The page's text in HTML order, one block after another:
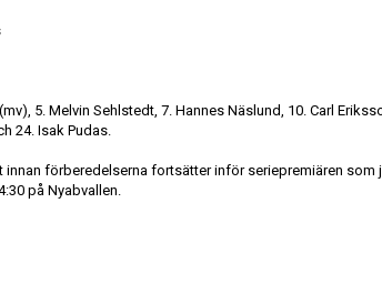
5. Melvin Sehlstedt, 7. Hannes Näslund, 10. Carl
24. Isak Pudas.
innan förberedelserna fortsätter inför seriepremiären som
på Nyabvallen.